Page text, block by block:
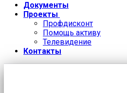
Документы
Проекты
Профдисконт
Помощь активу
Телевидение
Контакты